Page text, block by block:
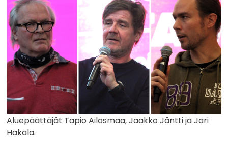
Aluepäättäjät Tapio Ailasmaa, Jaakko Jäntti ja Jari
Hakala.